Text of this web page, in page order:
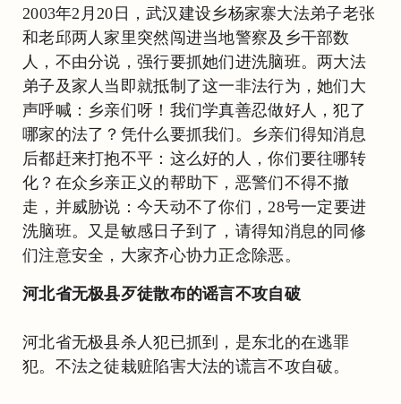
2003年2月20日，武汉建设乡杨家寨大法弟子老张
和老邱两人家里突然闯进当地警察及乡干部数
人，不由分说，强行要抓她们进洗脑班。两大法
弟子及家人当即就抵制了这一非法行为，她们大
声呼喊：乡亲们呀！我们学真善忍做好人，犯了
哪家的法了？凭什么要抓我们。乡亲们得知消息
后都赶来打抱不平：这么好的人，你们要往哪转
化？在众乡亲正义的帮助下，恶警们不得不撤
走，并威胁说：今天动不了你们，28号一定要进
洗脑班。又是敏感日子到了，请得知消息的同修
们注意安全，大家齐心协力正念除恶。
河北省无极县歹徒散布的谣言不攻自破
河北省无极县杀人犯已抓到，是东北的在逃罪
犯。不法之徒栽赃陷害大法的谎言不攻自破。